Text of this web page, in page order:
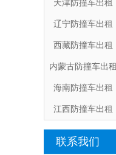
天津防撞车出租
辽宁防撞车出租
西藏防撞车出租
内蒙古防撞车出租
海南防撞车出租
江西防撞车出租
联系我们